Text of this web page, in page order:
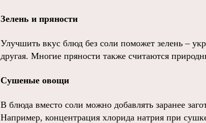
Зелень и пряности
Улучшить вкус блюд без соли поможет зелень –
другая. Многие пряности также считаются
Сушеные овощи
В блюда вместо соли можно добавлять заранее
Например, концентрация хлорида натрия при